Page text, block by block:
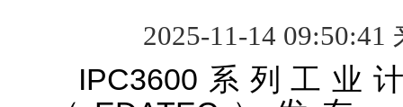
2025-11-14 09:50:41
IPC3600系列工业